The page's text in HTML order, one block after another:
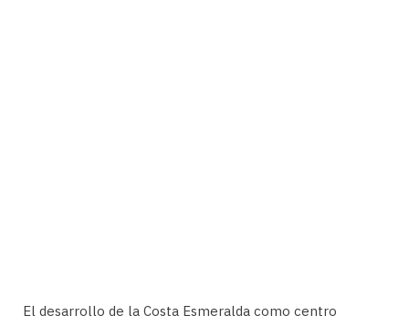
El desarrollo de la Costa Esmeralda como centro